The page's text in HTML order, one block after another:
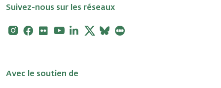
Suivez-nous sur les réseaux
Instagram
Facebook
FlickrYoutubeLinkedin
X Bluesky
Avec le soutien de